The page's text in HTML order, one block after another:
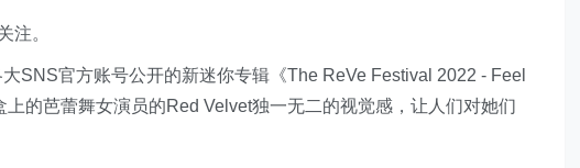
注。
SNS官方账号公开的新迷你专辑《The ReVe Festival 2022 - Feel
的芭蕾舞女演员的Red Velvet独一无二的视觉感，让人们对她们